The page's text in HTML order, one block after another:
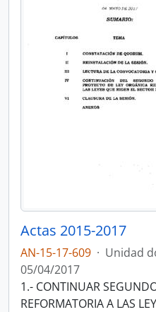
Actas 2015-2017
AN-15-17-609 · Unidad
05/04/2017
1.- CONTINUAR
REFORMATORIA A LAS